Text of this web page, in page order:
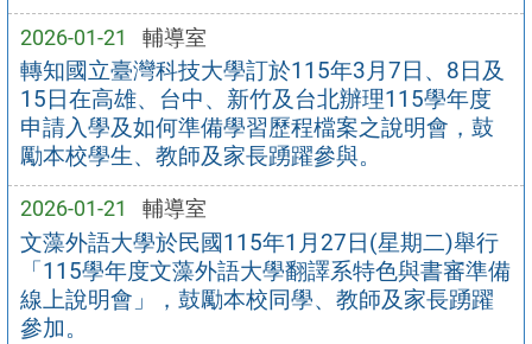
2026-01-21 輔導室
轉知國立臺灣科技大學訂於115年3月7日、8日及
15日在高雄、台中、新竹及台北辦理115學年度
申請入學及如何準備學習歷程檔案之說明會，鼓
勵本校學生、教師及家長踴躍參與。
2026-01-21 輔導室
文藻外語大學於民國115年1月27日(星期二)舉行
「115學年度文藻外語大學翻譯系特色與書審準備
線上說明會」，鼓勵本校同學、教師及家長踴躍
參加。